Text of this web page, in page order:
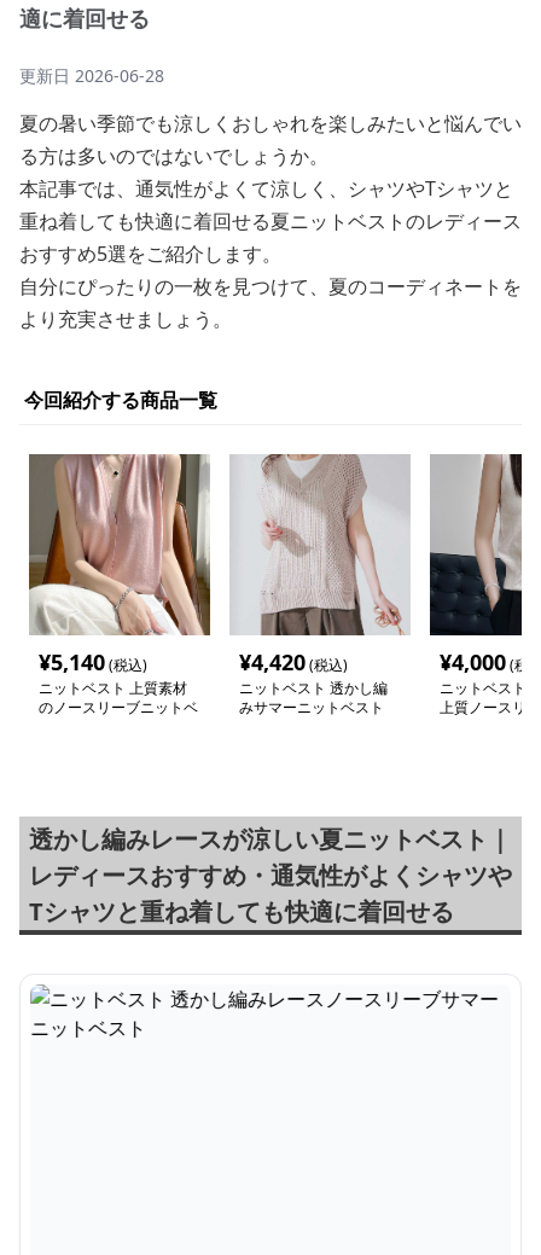
適に着回せる
更新日 2026-06-28
夏の暑い季節でも涼しくおしゃれを楽しみたいと悩んでい
る方は多いのではないでしょうか。
本記事では、通気性がよくて涼しく、シャツやTシャツと
重ね着しても快適に着回せる夏ニットベストのレディース
おすすめ5選をご紹介します。
自分にぴったりの一枚を見つけて、夏のコーディネートを
より充実させましょう。
今回紹介する商品一覧
¥5,140(税込)
ニットベスト 上質素材
のノースリーブニットベ
¥4,420(税込)
ニットベスト 透かし編
みサマーニットベスト
¥4,000(税
ニットベスト
上質ノースリ
透かし編みレースが涼しい夏ニットベスト｜
レディースおすすめ・通気性がよくシャツや
Tシャツと重ね着しても快適に着回せる